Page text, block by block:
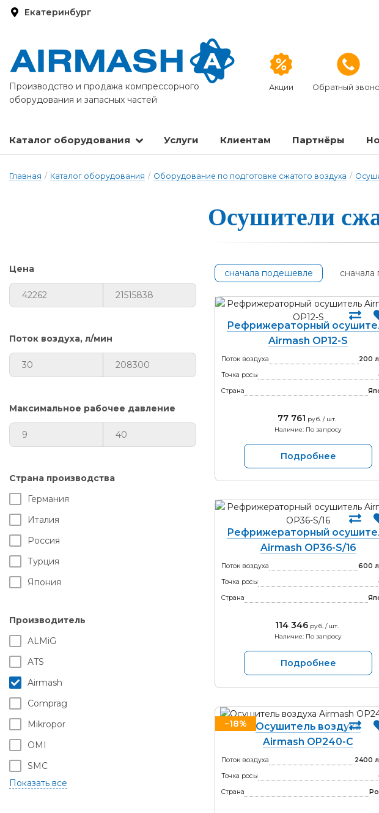
Екатеринбург
Производство и продажа компрессорного
оборудования и запасных частей
Акции Обратный
Каталог оборудования Услуги Клиентам Партнёры
Главная / Каталог оборудования / Оборудование по подготовке сжатого воздуха /
О­су­ши­те­ли
Цена
Поток воздуха, л/мин
Максимальное рабочее давление
Страна производства
Германия
Италия
Россия
Турция
Япония
Производитель
ALMiG
ATS
Airmash
Comprag
Mikropor
OMI
SMC
Бежецкий завод АСО
сначала подешевле
Рефрижераторный
Airmash OP12-S
Поток воздуха
200
Точка росы
Страна
77 761 руб. / шт.
Наличие: По запросу
Подробнее
Рефрижераторный
Airmash OP36-S/16
Поток воздуха
600
Точка росы
Страна
114 346руб. / шт.
Наличие: По запросу
Подробнее
−18%
Осушитель воздуха
Airmash OP240-С
Поток воздуха
2400
Точка росы
Страна